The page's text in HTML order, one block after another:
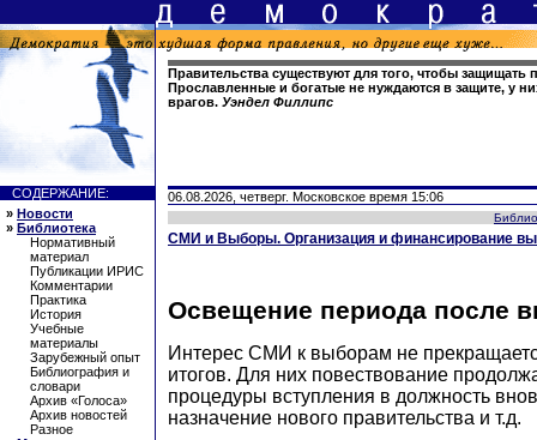
Правительства существуют для того, чтобы защищать
Прославленные и богатые не нуждаются в защите, у
врагов. Уэндел Филлипс
СОДЕРЖАНИЕ:
» Новости
» Библиотека
Нормативный
материал
Публикации ИРИС
Комментарии
Практика
История
Учебные
материалы
Зарубежный опыт
Библиография и
словари
Архив «Голоса»
Архив новостей
Разное
06.08.2026, четверг. Московское время 15:06
СМИ и Выборы. Организация и финансирование
Освещение периода после
Интерес СМИ к выборам не
итогов. Для них повествование
процедуры вступления в должность
назначение нового правительства и т.д.